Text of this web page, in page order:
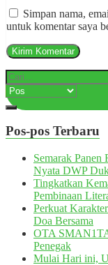
Simpan nama,
untuk komentar saya
Pos-pos Terbaru
Semarak
Nyata DWP
Tingkatkan
Pembinaan
Perkuat
Doa Bersama
OTA
Penegak
Mulai Hari ini,